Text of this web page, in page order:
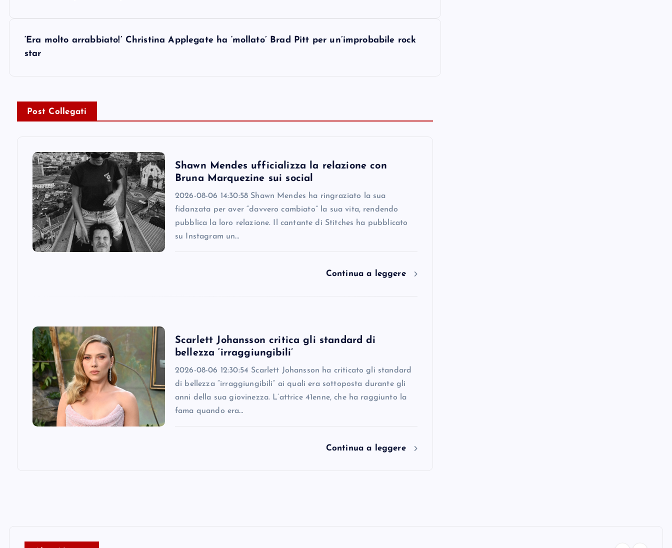
n
a
‘Era molto arrabbiato!’ Christina Applegate ha ‘mollato’ Brad Pitt per un’improbabile rock
star
Post Collegati
Shawn Mendes ufficializza la relazione con
Bruna Marquezine sui social
2026-08-06 14:30:58 Shawn Mendes ha ringraziato la sua
fidanzata per aver “davvero cambiato” la sua vita, rendendo
pubblica la loro relazione. Il cantante di Stitches ha pubblicato
su Instagram un…
Continua a leggere
Scarlett Johansson critica gli standard di
bellezza ‘irraggiungibili’
2026-08-06 12:30:54 Scarlett Johansson ha criticato gli standard
di bellezza “irraggiungibili” ai quali era sottoposta durante gli
anni della sua giovinezza. L’attrice 41enne, che ha raggiunto la
fama quando era…
Continua a leggere